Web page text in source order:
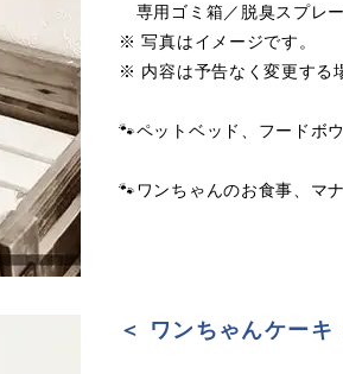
専用ゴミ箱／脱臭スプレ
※ 写真はイメージです。
※ 内容は予告なく変更する
🐾ペットベッド、フードボ
🐾ワンちゃんのお食事、マ
＜ ワンちゃんケーキ